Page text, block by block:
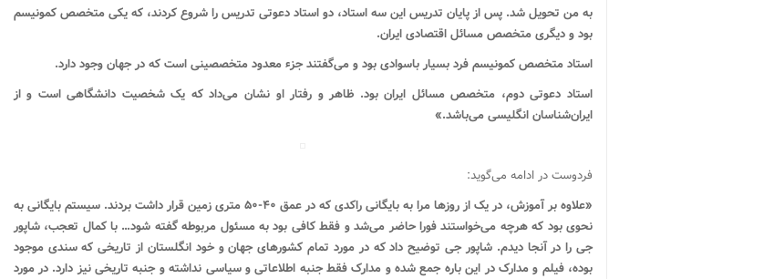
به من تحویل شد. پس از پایان تدریس این سه استاد، دو استاد دعوتی تدریس را شروع کردند، که یکی متخصص کمونیسم
بود و دیگری متخصص مسائل اقتصادی ایران.
استاد متخصص کمونیسم فرد بسیار باسوادی بود و می‌گفتند جزء معدود متخصصینی است که در جهان وجود دارد.
استاد دعوتی دوم، متخصص مسائل ایران بود. ظاهر و رفتار او نشان می‌داد که یک شخصیت دانشگاهی است و از
ایران‌شناسان انگلیسی می‌باشد.»
فردوست در ادامه می‌گوید:
«علاوه بر آموزش، در یک از روزها مرا به بایگانی راکدی که در عمق ۴۰-۵۰ متری زمین قرار داشت بردند. سیستم بایگانی به
نحوی بود که هرچه می‌خواستند فورا حاضر می‌شد و فقط کافی بود به مسئول مربوطه گفته شود… با کمال تعجب، شاپور
جی را در آنجا دیدم. شاپور جی توضیح داد که در مورد تمام کشورهای جهان و خود انگلستان از تاریخی که سندی موجود
بوده، فیلم و مدارک در این باره جمع شده و مدارک فقط جنبه اطلاعاتی و سیاسی نداشته و جنبه تاریخی نیز دارد. در مورد